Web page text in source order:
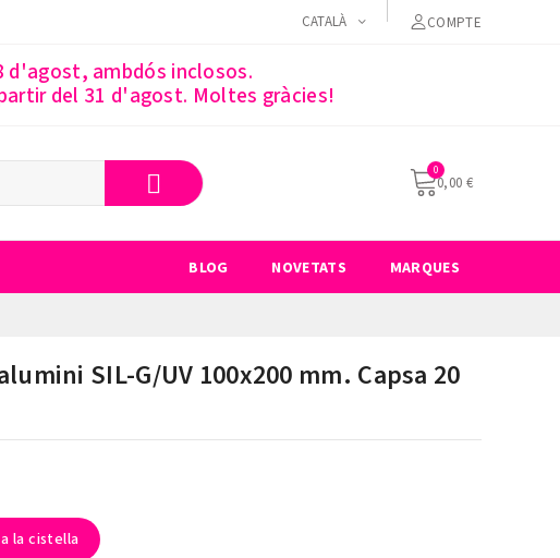
CATALÀ COMPTE
d'agost, ambdós inclosos.
del 31 d'agost. Moltes gràcies!
0,00 €
BLOG NOVETATS MARQUES
SIL-G/UV 100x200 mm. Capsa 20
la cistella